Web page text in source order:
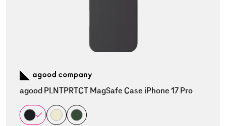
agood PLNTPRTCT MagSafe Case iPhone 17 Pro